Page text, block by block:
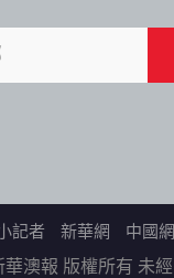
記者 新華網 中國網
澳報 版權所有 未